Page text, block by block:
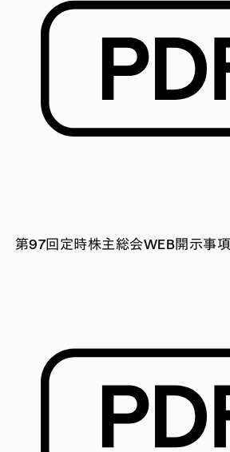
第97回定時株主総会WEB開示事